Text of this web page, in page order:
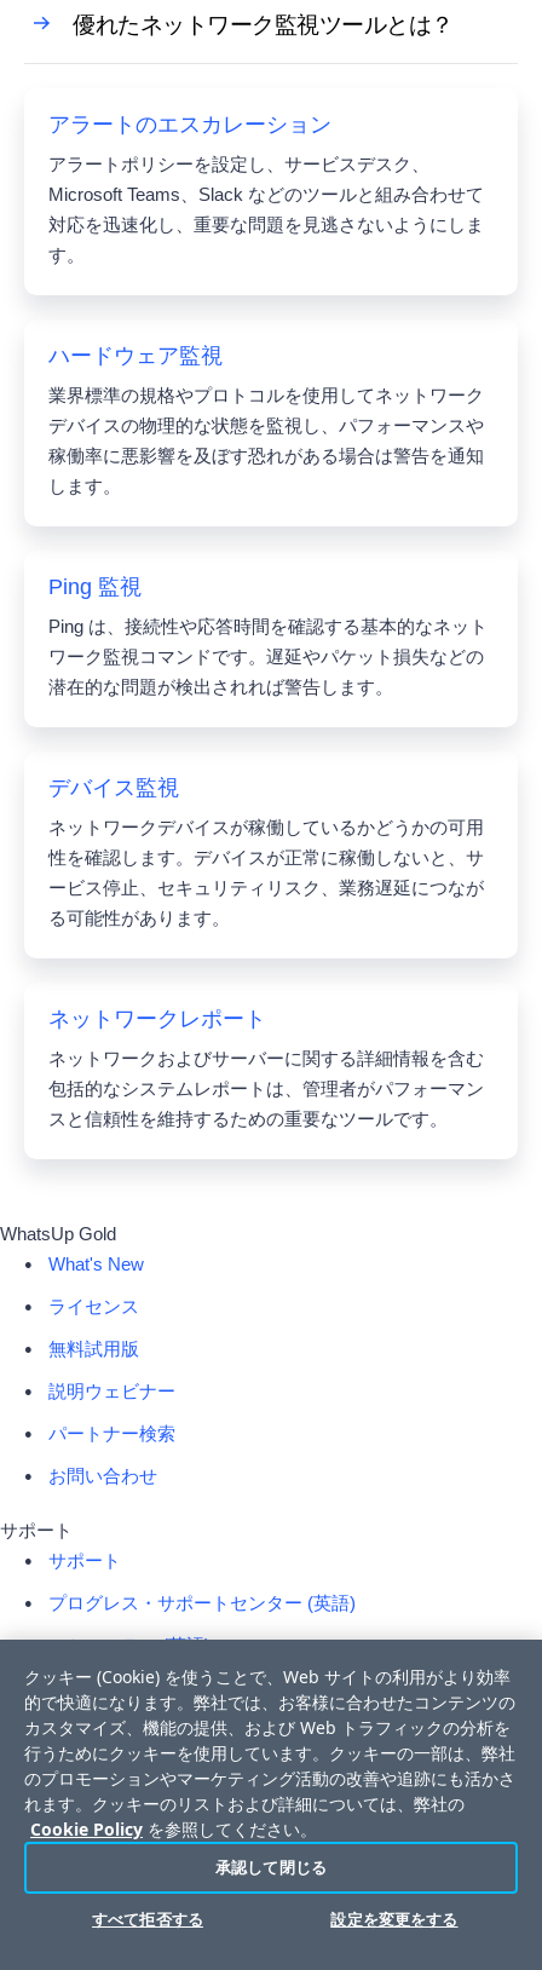
優れたネットワーク監視ツールとは？
アラートのエスカレーション
アラートポリシーを設定し、サービスデスク、
Microsoft Teams、Slack などのツールと組み合わせて
対応を迅速化し、重要な問題を見逃さないようにしま
す。
ハードウェア監視
業界標準の規格やプロトコルを使用してネットワーク
デバイスの物理的な状態を監視し、パフォーマンスや
稼働率に悪影響を及ぼす恐れがある場合は警告を通知
します。
Ping 監視
Ping は、接続性や応答時間を確認する基本的なネット
ワーク監視コマンドです。遅延やパケット損失などの
潜在的な問題が検出されれば警告します。
デバイス監視
ネットワークデバイスが稼働しているかどうかの可用
性を確認します。デバイスが正常に稼働しないと、サ
ービス停止、セキュリティリスク、業務遅延につなが
る可能性があります。
ネットワークレポート
ネットワークおよびサーバーに関する詳細情報を含む
包括的なシステムレポートは、管理者がパフォーマン
スと信頼性を維持するための重要なツールです。
WhatsUp Gold
What's New
ライセンス
無料試用版
説明ウェビナー
パートナー検索
お問い合わせ
サポート
サポート
プログレス・サポートセンター (英語)
コミュニティ (英語)
製品ライフサイクル (英語)
ドキュメント
テクニカル・サービス（英語)
トレーニング (英語)
セキュアなファイル転送
クッキー (Cookie) を使うことで、Web サイトの利用がより効率
的で快適になります。弊社では、お客様に合わせたコンテンツの
カスタマイズ、機能の提供、および Web トラフィックの分析を
行うためにクッキーを使用しています。クッキーの一部は、弊社
のプロモーションやマーケティング活動の改善や追跡にも活かさ
れます。クッキーのリストおよび詳細については、弊社の
Cookie Policy を参照してください。
設定を変更をする
すべて拒否する
承認して閉じる